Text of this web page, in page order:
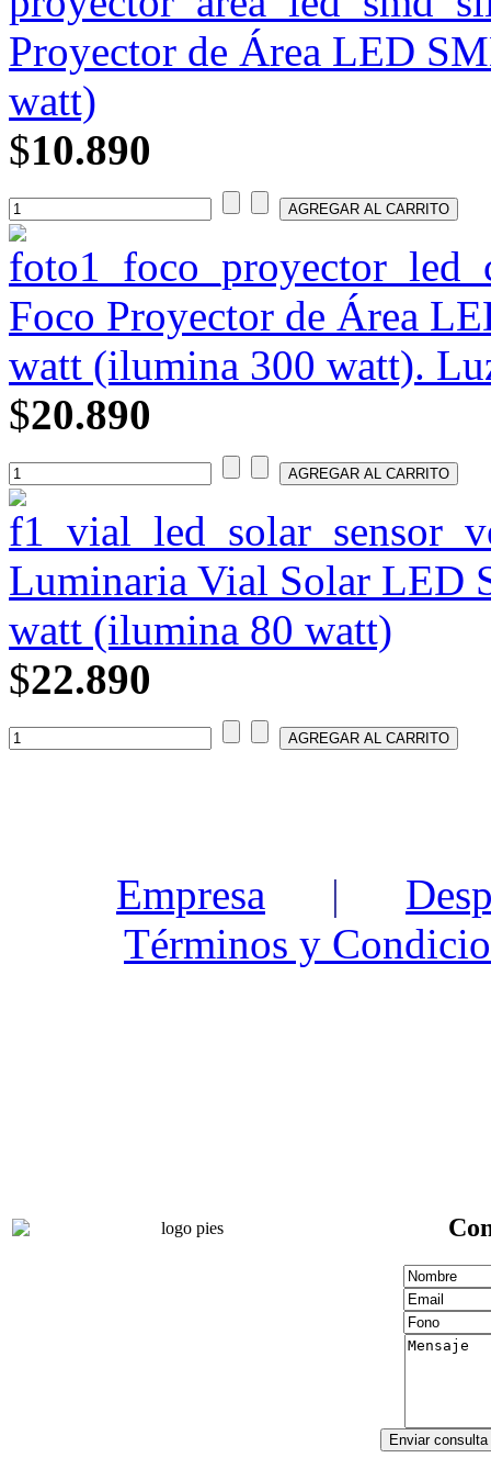
Proyector de Área LED
watt)
$10.890
Foco Proyector de Área
watt (ilumina 300 watt).
$20.890
Luminaria Vial Solar LED
watt (ilumina 80 watt)
$22.890
Empresa |
Términos y